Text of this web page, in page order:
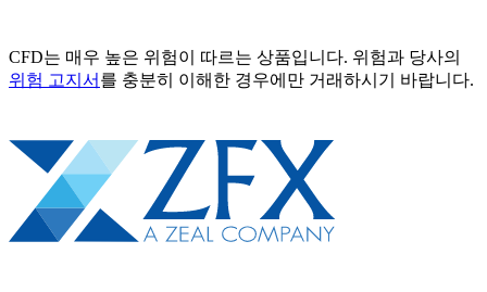
CFD는 매우 높은 위험이 따르는 상품입니다. 위험과 당사의
위험 고지서 를 충분히 이해한 경우에만 거래하시기 바랍니다.